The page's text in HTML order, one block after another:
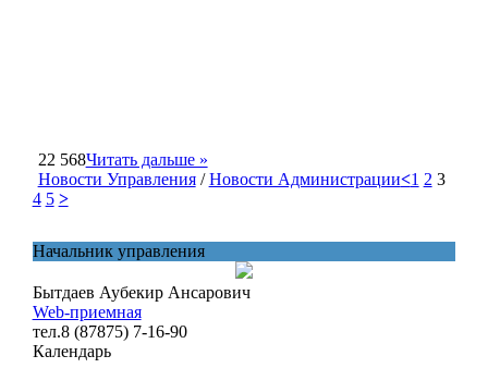
Читать дальше »
22 568
Новости Управления/Новости Администрации<1 2 3
4 5 >
Начальник управления
Бытдаев Аубекир Ансарович
Web-приемная
тел.8 (87875) 7-16-90
Календарь